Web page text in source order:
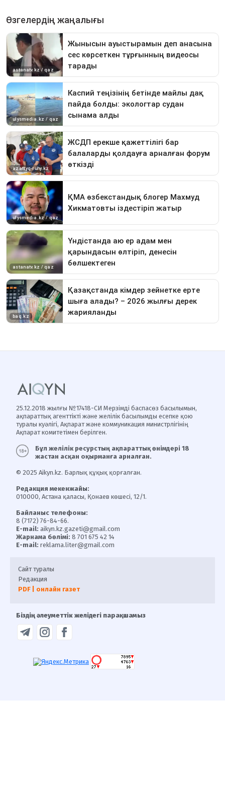
25.12.2018 жылғы №17418-СИ Мерзімді баспасөз басылымын,
ақпараттық агенттікті және желілік басылымды есепке қою
туралы куәлігі, Ақпарат және коммуникация министрлігінің
Ақпарат комитетімен берілген.
Бұл желілік ресурстың ақпараттық өнімдері 18
жастан асқан оқырманға арналған.
© 2025 Aikyn.kz. Барлық құқық қорғалған.
Редакция мекенжайы:
010000, Астана қаласы, Қонаев көшесі, 12/1.
Байланыс телефоны:
8 (7172) 76-84-66.
E-mail: aikyn.kz.gazeti@gmail.com
Жарнама бөлімі: 8 701 675 42 14
E-mail: reklama.liter@gmail.com
Сайт туралы
Редакция
PDF | онлайн газет
Біздің әлеуметтік желідегі парақшамыз